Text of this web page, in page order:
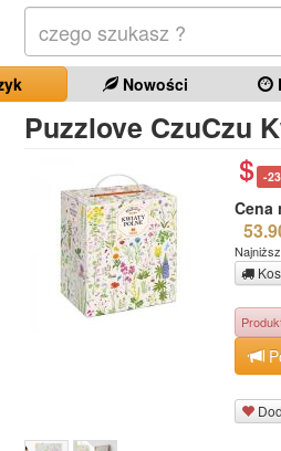
Nowości
Puzzlove CzuCzu
-
Cena